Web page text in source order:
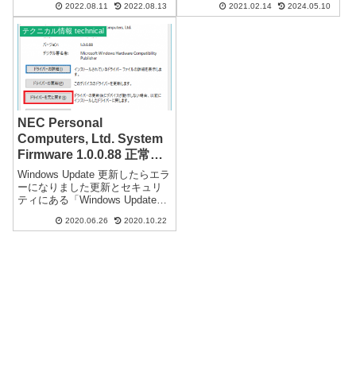
バシーとセキュリティの設定で
メールのアクセスを拒否してい
るとシステムエラーで、受信で
きない場合があります。（Yah...
2022.08.11 2022.08.13
「%LOCALAPPDATA%\Google\
C...
2021.02.14 2024.05.10
テクニカル情報 technical
NEC Personal
Computers, Ltd. System
Firmware 1.0.0.88 正常に
更新できずエラー 再起動
出来なくなる
Windows Update 更新したらエラ
ーになりました更新とセキュリ
ティにある「Windows Update」
Ltd. System Firmware 1.0.0.88」
2020.06.26 2020.10.22